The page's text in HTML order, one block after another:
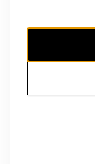
El contenido de